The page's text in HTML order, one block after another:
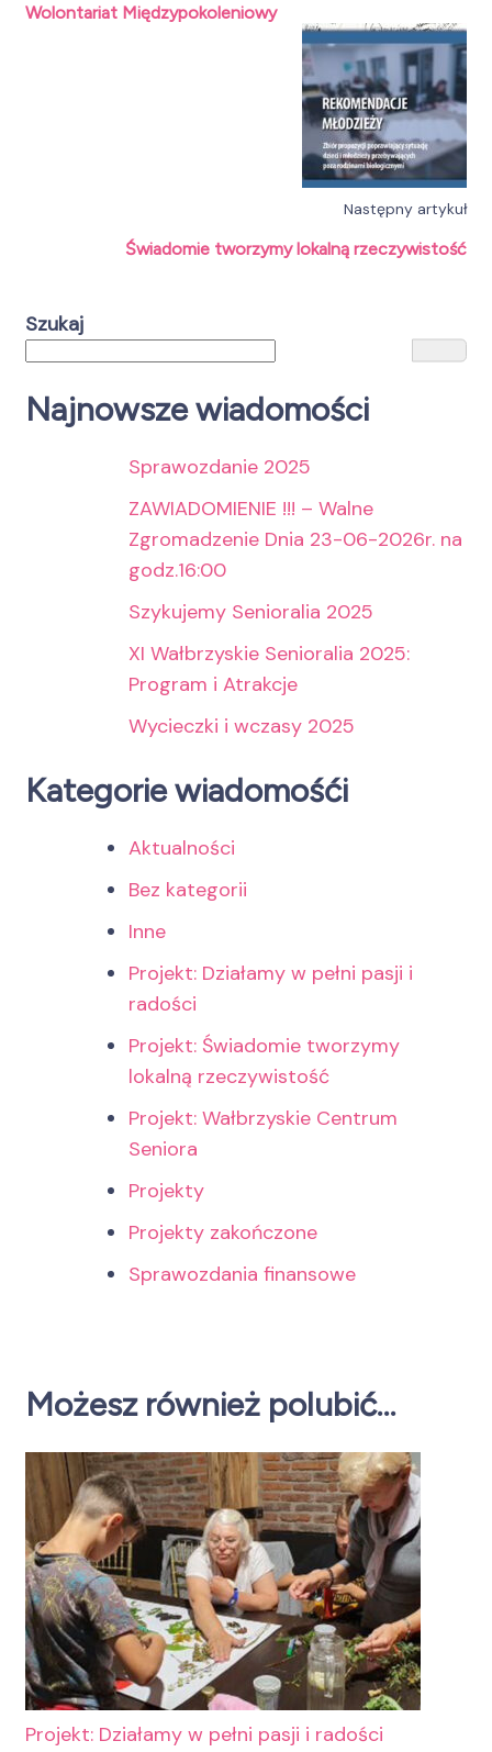
Wolontariat Międzypokoleniowy
Następny artykuł
Świadomie tworzymy lokalną rzeczywistość
Szukaj
Najnowsze wiadomości
Sprawozdanie 2025
ZAWIADOMIENIE !!! – Walne
Zgromadzenie Dnia 23-06-2026r. na
godz.16:00
Szykujemy Senioralia 2025
XI Wałbrzyskie Senioralia 2025:
Program i Atrakcje
Wycieczki i wczasy 2025
Kategorie wiadomośći
Aktualności
Bez kategorii
Inne
Projekt: Działamy w pełni pasji i
radości
Projekt: Świadomie tworzymy
lokalną rzeczywistość
Projekt: Wałbrzyskie Centrum
Seniora
Projekty
Projekty zakończone
Sprawozdania finansowe
Możesz również polubić…
Projekt: Działamy w pełni pasji i radości